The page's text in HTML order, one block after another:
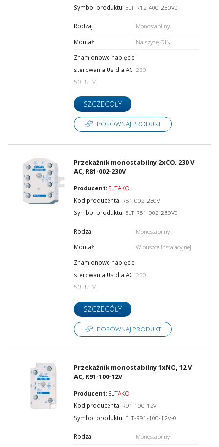
Symbol produktu: ELT-R12-400-230V0
Rodzaj
Monostabilny
Montaż
Na szynę DIN
Znamionowe napięcie
sterowania Us dla AC
50 Hz [V]
230
SZCZEGÓŁY
PORÓWNAJ PRODUKT
Przekaźnik monostabilny 2xCO, 230 V
AC, R81-002-230V
Producent: ELTAKO
Kod producenta: R81-002-230V
Symbol produktu: ELT-R81-002-230V0
Rodzaj
Monostabilny
Montaż
W puszce instalacyjnej
Znamionowe napięcie
sterowania Us dla AC
50 Hz [V]
230
SZCZEGÓŁY
PORÓWNAJ PRODUKT
Przekaźnik monostabilny 1xNO, 12 V
AC, R91-100-12V
Producent: ELTAKO
Kod producenta: R91-100-12V
Symbol produktu: ELT-R91-100-12V-0
Rodzaj
Monostabilny